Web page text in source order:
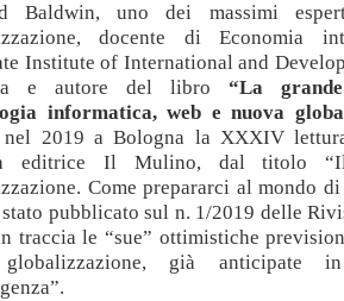
Baldwin, uno dei massimi
docente di Economia
Institute of International and
e autore del libro “La
informatica, web e nuova
nel 2019 a Bologna la XXXIV
editrice Il Mulino, dal titolo
Come prepararci al mondo
stato pubblicato sul n. 1/2019 delle
traccia le “sue” ottimistiche
già anticipate